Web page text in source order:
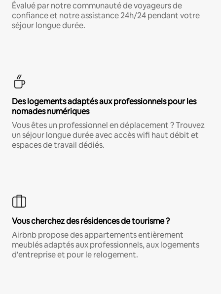
Évalué par notre communauté de voyageurs de
confiance et notre assistance 24h/24 pendant votre
séjour longue durée.
Des logements adaptés aux professionnels pour les
nomades numériques
Vous êtes un professionnel en déplacement ? Trouvez
un séjour longue durée avec accès wifi haut débit et
espaces de travail dédiés.
Vous cherchez des résidences de tourisme ?
Airbnb propose des appartements entièrement
meublés adaptés aux professionnels, aux logements
d'entreprise et pour le relogement.